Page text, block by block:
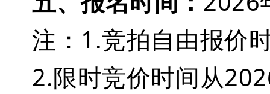
注： 1.竞拍自由报价
2.限时竞价时间从